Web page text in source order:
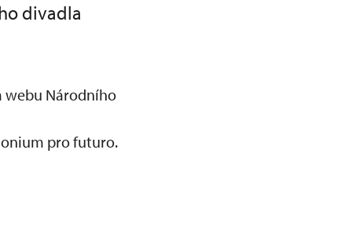
divadla
webu Národního
pro futuro.